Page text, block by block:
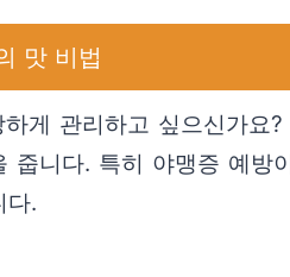
맛 비법
게 관리하고 싶으신가
니다. 특히 야맹증 예
다.